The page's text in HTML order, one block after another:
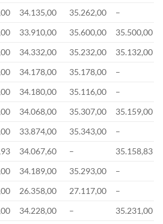
34.135,00 35.262,00
–
33.910,00 35.600,00
35.500,00
34.332,00 35.232,00
35.132,00
34.178,00 35.178,00
–
34.180,00 35.116,00
–
34.068,00 35.307,00
35.159,00
33.874,00 35.343,00
–
34.067,60 –
35.158,83
34.189,00 35.293,00
–
26.358,00 27.117,00
–
34.228,00 –
35.231,00